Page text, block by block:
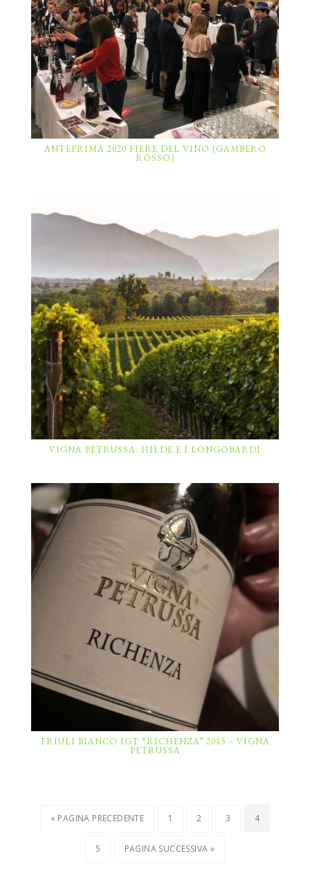
ANTEPRIMA 2020 FIERE DEL VINO (GAMBERO
ROSSO)
VIGNA PETRUSSA: HILDE E I LONGOBARDI
FRIULI BIANCO IGT “RICHENZA” 2015 – VIGNA
PETRUSSA
« PAGINA PRECEDENTE 1 2 3 4
5 PAGINA SUCCESSIVA »